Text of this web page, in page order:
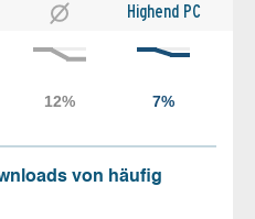
Highend PC
von häufig